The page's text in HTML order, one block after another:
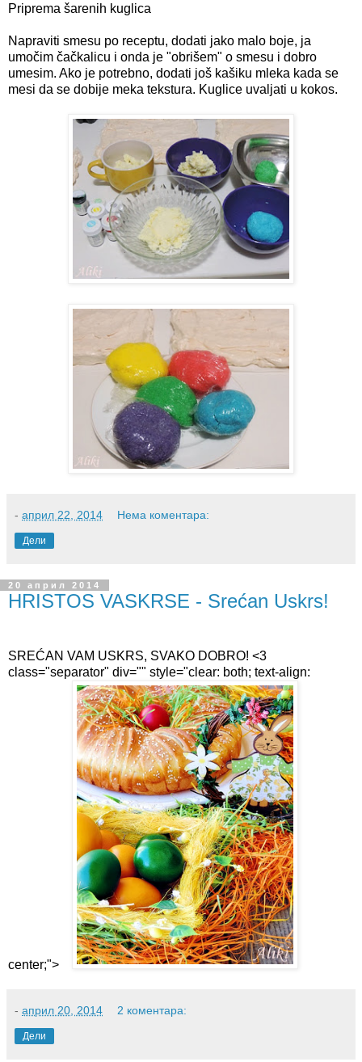
Priprema šarenih kuglica
Napraviti smesu po receptu, dodati jako malo boje, ja
umočim čačkalicu i onda je "obrišem" o smesu i dobro
umesim. Ako je potrebno, dodati još kašiku mleka kada se
mesi da se dobije meka tekstura. Kuglice uvaljati u kokos.
- април 22, 2014 Нема коментара:
Дели
20 април 2014
HRISTOS VASKRSE - Srećan Uskrs!
SREĆAN VAM USKRS, SVAKO DOBRO! <3
class="separator" div="" style="clear: both; text-align:
center;">
- април 20, 2014 2 коментара:
Дели